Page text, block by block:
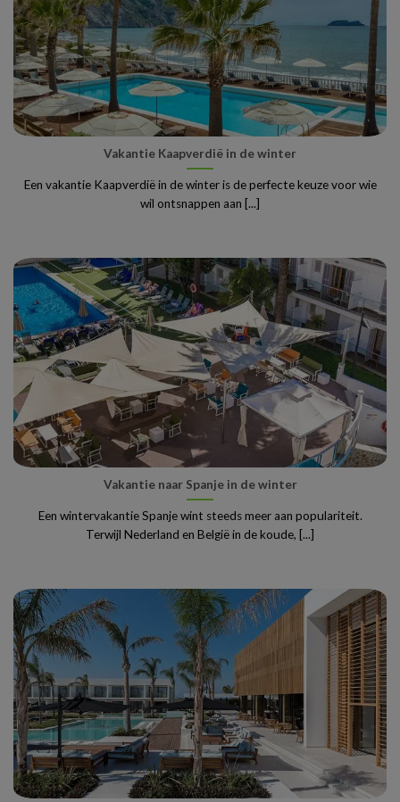
Vakantie Kaapverdië in de winter
Een vakantie Kaapverdië in de winter is de perfecte keuze voor wie
wil ontsnappen aan [...]
Vakantie naar Spanje in de winter
Een wintervakantie Spanje wint steeds meer aan populariteit.
Terwijl Nederland en België in de koude, [...]